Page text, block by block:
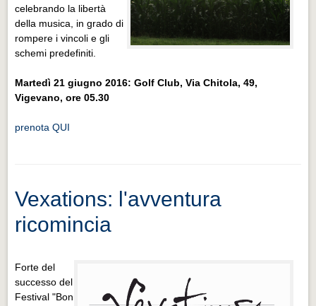
celebrando la libertà
della musica, in grado di
rompere i vincoli e gli
schemi predefiniti.
Martedì 21 giugno 2016: Golf Club, Via Chitola, 49,
Vigevano, ore 05.30
prenota QUI
Vexations: l'avventura
ricomincia
Forte del
successo del
Festival "Bon